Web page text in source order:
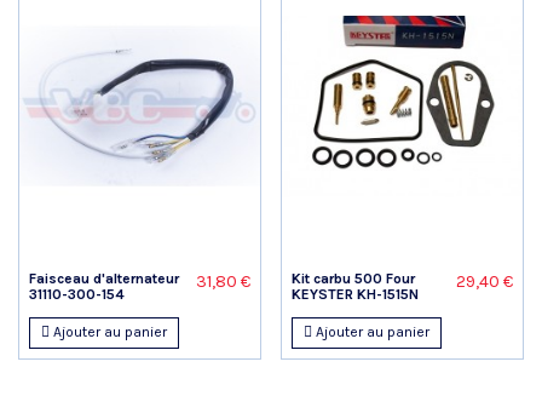
Faisceau d'alternateur
31110-300-154
31,80 €
Ajouter au panier
Kit carbu 500 Four
KEYSTER KH-1515N
29,40 €
Ajouter au panier